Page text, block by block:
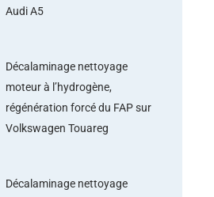
Audi A5
Décalaminage nettoyage
moteur à l’hydrogène,
régénération forcé du FAP sur
Volkswagen Touareg
Décalaminage nettoyage